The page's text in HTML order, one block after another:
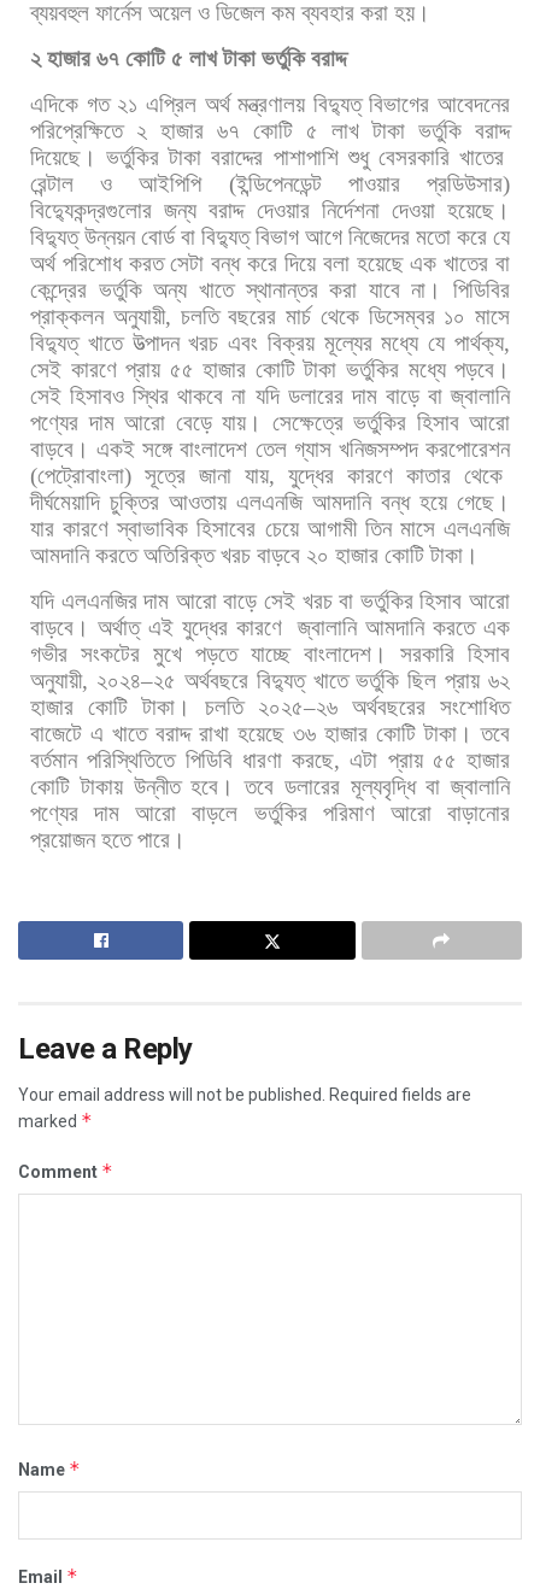
ব্যয়বহুল ফার্নেস অয়েল ও ডিজেল কম ব্যবহার করা হয়।
২ হাজার ৬৭ কোটি ৫ লাখ টাকা ভর্তুকি বরাদ্দ
এদিকে গত ২১ এপ্রিল অর্থ মন্ত্রণালয় বিদ্যুত্ বিভাগের আবেদনের
পরিপ্রেক্ষিতে ২ হাজার ৬৭ কোটি ৫ লাখ টাকা ভর্তুকি বরাদ্দ
দিয়েছে। ভর্তুকির টাকা বরাদ্দের পাশাপাশি শুধু বেসরকারি খাতের
রেন্টাল
ও আইপিপি(ইন্ডিপেনডেন্ট পাওয়ার প্রডিউসার)
বিদ্যুেকন্দ্রগুলোর জন্য বরাদ্দ দেওয়ার নির্দেশনা দেওয়া হয়েছে।
বিদ্যুত্ উন্নয়ন বোর্ড বা বিদ্যুত্ বিভাগ আগে নিজেদের মতো করে যে
অর্থ পরিশোধ করত সেটা বন্ধ করে দিয়ে বলা হয়েছে এক খাতের বা
কেন্দ্রের ভর্তুকি অন্য খাতে স্থানান্তর করা যাবে না। পিডিবির
প্রাক্কলন অনুযায়ী, চলতি বছরের মার্চ থেকে ডিসেম্বর ১০ মাসে
বিদ্যুত্ খাতে উত্পাদন খরচ এবং বিক্রয় মূল্যের মধ্যে যে পার্থক্য,
সেই কারণে প্রায় ৫৫ হাজার কোটি টাকা ভর্তুকির মধ্যে পড়বে।
সেই হিসাবও স্থির থাকবে না যদি ডলারের দাম বাড়ে বা জ্বালানি
পণ্যের দাম আরো বেড়ে যায়। সেক্ষেত্রে ভর্তুকির হিসাব আরো
বাড়বে। একই সঙ্গে বাংলাদেশ তেল গ্যাস খনিজসম্পদ করপোরেশন
(পেট্রোবাংলা) সূত্রে জানা যায়, যুদ্ধের কারণে কাতার থেকে
দীর্ঘমেয়াদি চুক্তির আওতায় এলএনজি আমদানি বন্ধ হয়ে গেছে।
যার কারণে স্বাভাবিক হিসাবের চেয়ে আগামী তিন মাসে এলএনজি
আমদানি করতে অতিরিক্ত খরচ বাড়বে ২০ হাজার কোটি টাকা।
যদি এলএনজির দাম আরো বাড়ে সেই খরচ বা ভর্তুকির হিসাব আরো
বাড়বে। অর্থাত্ এই যুদ্ধের কারণে জ্বালানি আমদানি করতে এক
গভীর সংকটের মুখে পড়তে যাচ্ছে বাংলাদেশ। সরকারি হিসাব
অনুযায়ী, ২০২৪–২৫ অর্থবছরে বিদ্যুত্ খাতে ভর্তুকি ছিল প্রায় ৬২
হাজার কোটি টাকা। চলতি ২০২৫–২৬ অর্থবছরের সংশোধিত
বাজেটে এ খাতে বরাদ্দ রাখা হয়েছে ৩৬ হাজার কোটি টাকা। তবে
বর্তমান পরিস্থিতিতে পিডিবি ধারণা করছে,এটা প্রায় ৫৫ হাজার
কোটি টাকায় উন্নীত হবে। তবে ডলারের মূল্যবৃদ্ধি বা জ্বালানি
পণ্যের
দাম আরো বাড়লে ভর্তুকির পরিমাণ আরো
বাড়ানোর
প্রয়োজন হতে পারে।
Leave a Reply
Your email address will not be published.
Required fields are
marked *
Comment *
Name *
Email *